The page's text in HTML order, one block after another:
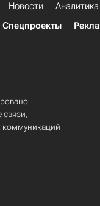
Новости Аналитика
Спецпроекты
связи,
коммуникаций